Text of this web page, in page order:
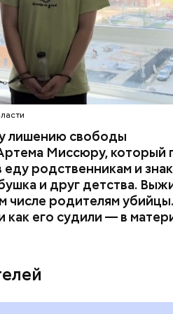
шампанского: какие
отмечают в России
4 августа
лишению свободы
Миссюру, который
родственникам и
и друг детства.
числе родителям
как его судили — в